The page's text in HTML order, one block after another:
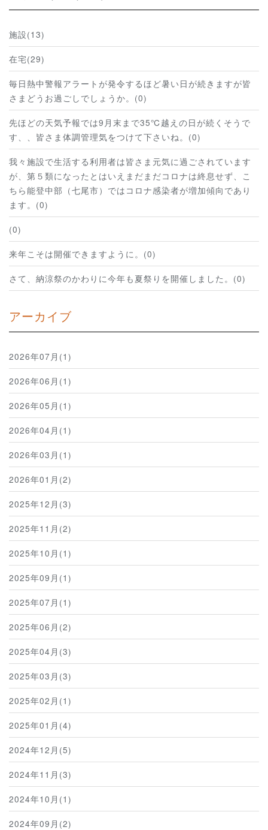
施設(13)
在宅(29)
毎日熱中警報アラートが発令するほど暑い日が続きますが皆
さまどうお過ごしでしょうか。(0)
先ほどの天気予報では9月末まで35℃越えの日が続くそうで
す、、皆さま体調管理気をつけて下さいね。(0)
我々施設で生活する利用者は皆さま元気に過ごされています
が、第５類になったとはいえまだまだコロナは終息せず、こ
ちら能登中部（七尾市）ではコロナ感染者が増加傾向であり
ます。(0)
(0)
来年こそは開催できますように。(0)
さて、納涼祭のかわりに今年も夏祭りを開催しました。(0)
アーカイブ
2026年07月(1)
2026年06月(1)
2026年05月(1)
2026年04月(1)
2026年03月(1)
2026年01月(2)
2025年12月(3)
2025年11月(2)
2025年10月(1)
2025年09月(1)
2025年07月(1)
2025年06月(2)
2025年04月(3)
2025年03月(3)
2025年02月(1)
2025年01月(4)
2024年12月(5)
2024年11月(3)
2024年10月(1)
2024年09月(2)